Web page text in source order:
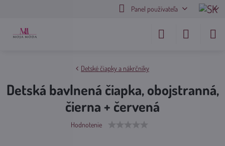
Panel používateľa
Detské čiapky a nákrčníky
Detská bavlnená čiapka, obojstranná,
čierna + červená
Hodnotenie